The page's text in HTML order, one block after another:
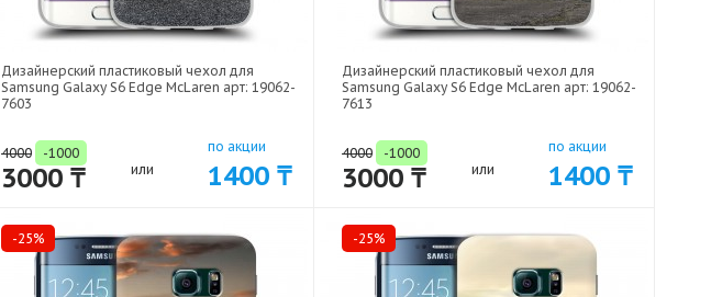
Дизайнерский пластиковый чехол для
Samsung Galaxy S6 Edge McLaren арт: 19062-
7603
4000 -1000
3000 ₸ или
по акции
1400 ₸
Дизайнерский пластиковый чехол для
Samsung Galaxy S6 Edge McLaren арт: 19062-
7613
4000 -1000
3000 ₸ или
по акции
1400 ₸
-25% -25%